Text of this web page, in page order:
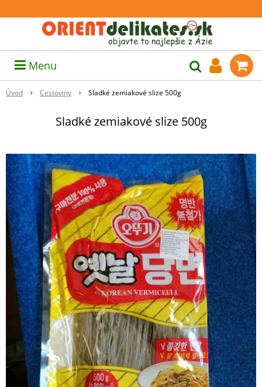
Menu
Úvod Cestoviny Sladké zemiakové slize 500g
Sladké zemiakové slize 500g